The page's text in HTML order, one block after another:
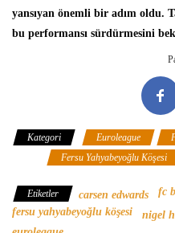
yansıyan önemli bir adım oldu.
bu performansı sürdürmesini
Kategori Euroleague
Fersu Yahyabeyoğlu Köşesi
Etiketler carsen edwards fc
fersu yahyabeyoğlu köşesi
nigel